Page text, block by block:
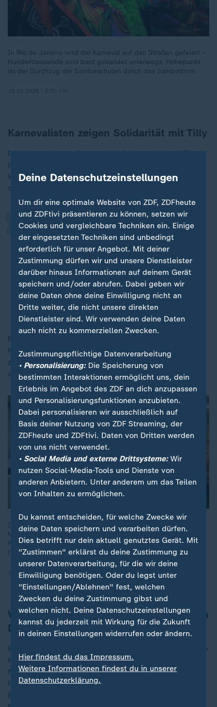
In Rio de Janeiro wird der Karneval auf den Straßen gefeiert –
Hunderttausende sind bunt gekleidet unterwegs. Höhepunkt
ist der Durchzug der Sambaschulen durch das Sambodrom.
Karnevalisten zeigen Solidarität mit Tilly
Die Kölner Karnevalisten solidarisierten sich mit Tilly,
indem ihr Präsident Christoph Kuckelkorn an seinem
Wagen die kölsche Losung "Mer all sin Tilly" (Wir alle
sind Tilly) befestigte.
Was ihm da widerfahren ist, ist
unsagbar, für uns nicht aushaltbar,
und da ist natürlich auch ganz klar,
dass wir zusammenstehen wie eine
Wand.
„
Christoph Kuckelkorn, scheidender Präsident des Festkomitees
Kölner Karnveval
Mitglieder des ukrainischen Hilfsvereins Blau-Gelbes
Kreuz, die im Kölner Rosenmontagszug mitlaufen,
zeigten Plakate mit früheren Putin-Satiren von Tilly
auch aus Köln.
In den Karnevalshochburgen Köln und Mainz wurden die
Motivwagen für Rosenmontag präsentiert. Beliebte Motive:
Friedrich Merz und Donald Trump. Russlands Präsident Putin
fehlt dagegen dieses Jahr.
10.02.2026 | 1:23 min
Von Mullahs bis Merz: Karnevalssatire in
Düsseldorf und Köln
Ein weiterer Düsseldorfer Wagen prangert das iranische
Mullah-Regime an. Sexualstraftäter Jeffrey Epstein
feiert eine dämonische "Wiederauferstehung" als
Pappmaché-Figur mit Hörnern und Flügeln.
Bundeskanzler
Deine Datenschutzeinstellungen
Um dir eine optimale Website von ZDF, ZDFheute
und ZDFtivi präsentieren zu können, setzen wir
Cookies und vergleichbare Techniken ein. Einige
der eingesetzten Techniken sind unbedingt
erforderlich für unser Angebot. Mit deiner
Zustimmung dürfen wir und unsere Dienstleister
darüber hinaus Informationen auf deinem Gerät
speichern und/oder abrufen. Dabei geben wir
deine Daten ohne deine Einwilligung nicht an
Dritte weiter, die nicht unsere direkten
Dienstleister sind. Wir verwenden deine Daten
auch nicht zu kommerziellen Zwecken.
Zustimmungspflichtige Datenverarbeitung
• Personalisierung:Die Speicherung von
bestimmten Interaktionen ermöglicht uns, dein
Erlebnis im Angebot des ZDF an dich anzupassen
und Personalisierungsfunktionen anzubieten.
Dabei personalisieren wir ausschließlich auf
Basis deiner Nutzung von ZDF Streaming, der
ZDFheute und ZDFtivi. Daten von Dritten werden
von uns nicht verwendet.
• Social Media und externe Drittsysteme:Wir
nutzen Social-Media-Tools und Dienste von
anderen Anbietern. Unter anderem um das Teilen
von Inhalten zu ermöglichen.
Du kannst entscheiden, für welche Zwecke wir
deine Daten speichern und verarbeiten dürfen.
Dies betrifft nur dein aktuell genutztes Gerät. Mit
"Zustimmen" erklärst du deine Zustimmung zu
unserer Datenverarbeitung, für die wir deine
Einwilligung benötigen. Oder du legst unter
"Einstellungen/Ablehnen" fest, welchen
Zwecken du deine Zustimmung gibst und
welchen nicht. Deine Datenschutzeinstellungen
kannst du jederzeit mit Wirkung für die Zukunft
in deinen Einstellungen widerrufen oder ändern.
Hier findest du das Impressum.
Weitere Informationen findest du in unserer
Datenschutzerklärung.